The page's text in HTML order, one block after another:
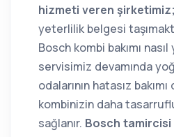
hizmeti veren şirketimiz;
yeterlilik belgesi
Bosch kombi bakımı
servisimiz devamında
odalarının hatasız
kombinizin daha
sağlanır. Bosch tamircisi